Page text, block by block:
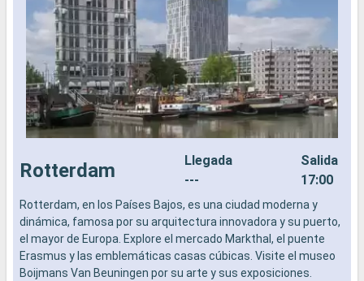
Rotterdam
Llegada
---
Salida
17:00
Rotterdam, en los Países Bajos, es una ciudad moderna y
dinámica, famosa por su arquitectura innovadora y su puerto,
el mayor de Europa. Explore el mercado Markthal, el puente
Erasmus y las emblemáticas casas cúbicas. Visite el museo
Boijmans Van Beuningen por su arte y sus exposiciones.